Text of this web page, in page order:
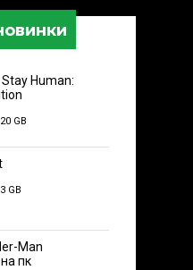
Human:
GB
GB
Man
пк